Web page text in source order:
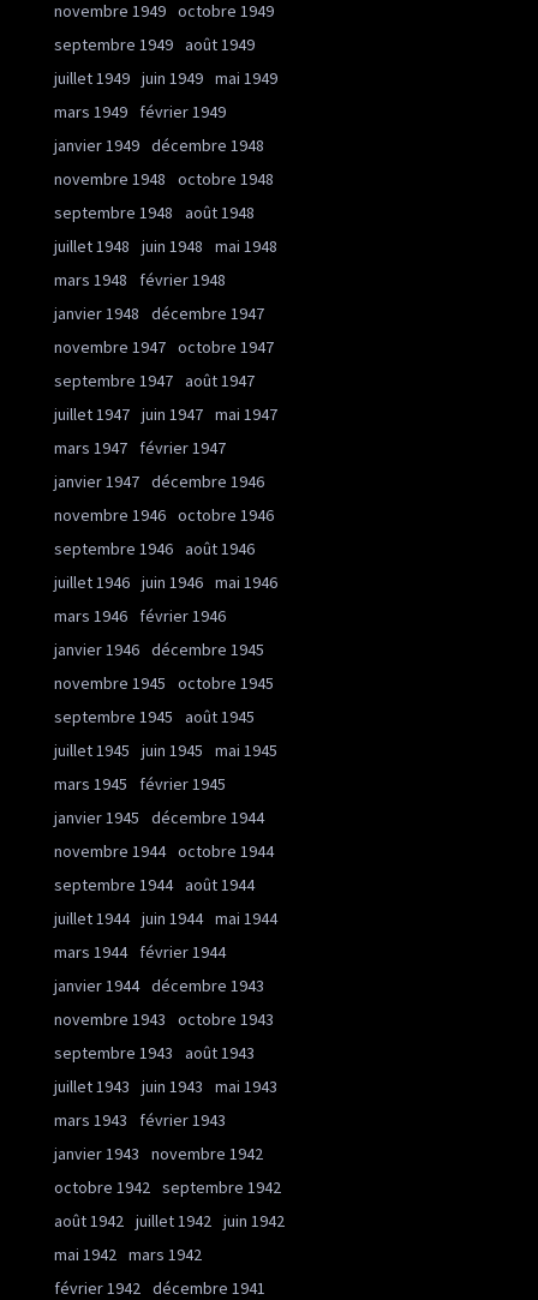
novembre 1949 octobre 1949
septembre 1949 août 1949
juillet 1949 juin 1949 mai 1949
mars 1949
février 1949
janvier 1949 décembre 1948
novembre 1948
octobre 1948
septembre 1948
août 1948
juillet 1948
juin 1948
mai 1948
mars 1948
février 1948
janvier 1948
décembre 1947
novembre 1947 octobre 1947
septembre 1947 août 1947
juillet 1947 juin 1947 mai 1947
mars 1947
février 1947
janvier 1947 décembre 1946
novembre 1946 octobre 1946
septembre 1946 août 1946
juillet 1946 juin 1946 mai 1946
mars 1946
février 1946
janvier 1946 décembre 1945
novembre 1945
octobre 1945
septembre 1945
août 1945
juillet 1945
juin 1945
mai 1945
mars 1945
février 1945
janvier 1945
décembre 1944
novembre 1944 octobre 1944
septembre 1944 août 1944
juillet 1944 juin 1944 mai 1944
mars 1944
février 1944
janvier 1944 décembre 1943
novembre 1943
octobre 1943
septembre 1943
août 1943
juillet 1943
juin 1943
mai 1943
mars 1943
février 1943
janvier 1943
novembre 1942
octobre 1942 septembre 1942
août 1942 juillet 1942 juin 1942
mai 1942 mars 1942
février 1942 décembre 1941